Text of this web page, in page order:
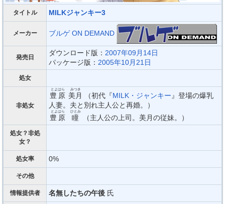
タイトル MILKジャンキー3
メーカー ブルゲ ON DEMAND
発売日
ダウンロード版： 2007年09月14日
パッケージ版： 2005年10月21日
処女
非処女
豊原
とよはら
美月
みつき
（初代『MILK・ジャンキー 』登場の爆乳
人妻。夫と別れ主人公と再婚。）
豊原
とよはら
瞳
ひとみ
（主人公の上司。美月の従妹。）
処女？非処
女？
処女率 0%
その他
情報提供者 名無したちの午後 氏